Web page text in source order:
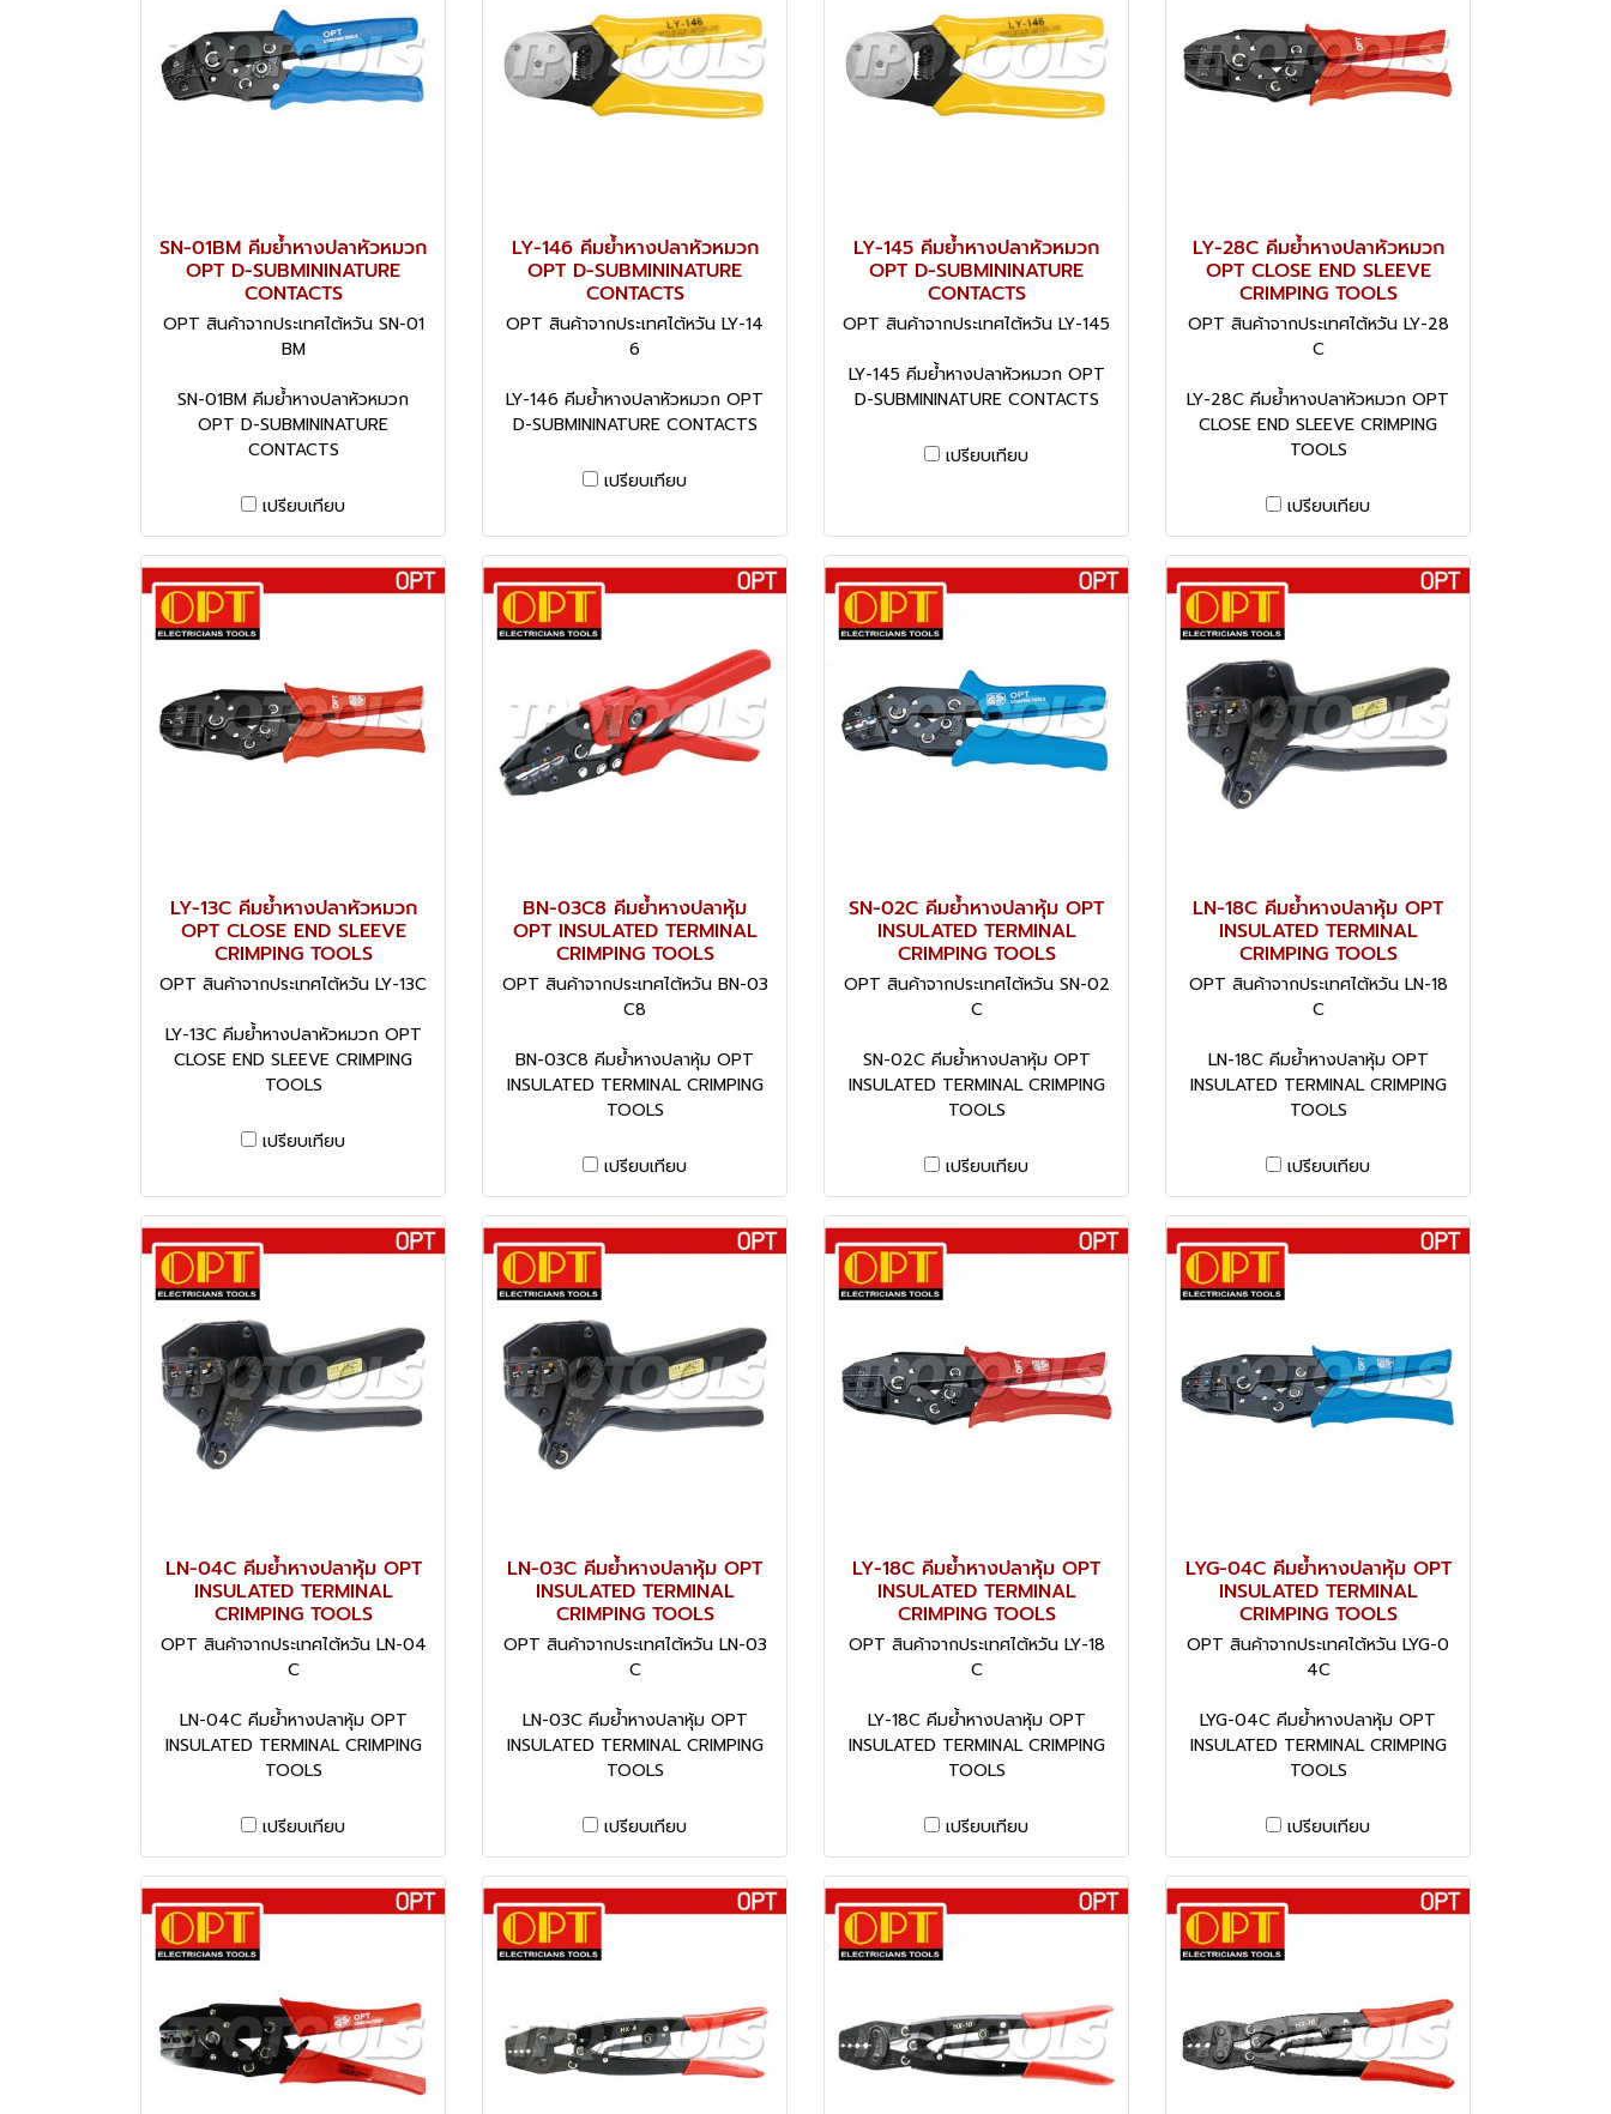
SN-01BM คีมย้ำหางปลาหัวหมวก
OPT D-SUBMININATURE
CONTACTS
OPT สินค้าจากประเทศไต้หวัน SN-01
BM
SN-01BM คีมย้ำหางปลาหัวหมวก
OPT D-SUBMININATURE
CONTACTS
เปรียบเทียบ
LY-146 คีมย้ำหางปลาหัวหมวก
OPT D-SUBMININATURE
CONTACTS
OPT สินค้าจากประเทศไต้หวัน LY-14
6
LY-146 คีมย้ำหางปลาหัวหมวก OPT
D-SUBMININATURE CONTACTS
เปรียบเทียบ
LY-145 คีมย้ำหางปลาหัวหมวก
OPT D-SUBMININATURE
CONTACTS
OPT สินค้าจากประเทศไต้หวัน LY-145
LY-145 คีมย้ำหางปลาหัวหมวก OPT
D-SUBMININATURE CONTACTS
เปรียบเทียบ
LY-28C คีมย้ำหางปลาหัวหมวก
OPT CLOSE END SLEEVE
CRIMPING TOOLS
OPT สินค้าจากประเทศไต้หวัน LY-28
C
LY-28C คีมย้ำหางปลาหัวหมวก OPT
CLOSE END SLEEVE CRIMPING
TOOLS
เปรียบเทียบ
LY-13C คีมย้ำหางปลาหัวหมวก
OPT CLOSE END SLEEVE
CRIMPING TOOLS
OPT สินค้าจากประเทศไต้หวัน LY-13C
LY-13C คีมย้ำหางปลาหัวหมวก OPT
CLOSE END SLEEVE CRIMPING
TOOLS
เปรียบเทียบ
BN-03C8 คีมย้ำหางปลาหุ้ม
OPT INSULATED TERMINAL
CRIMPING TOOLS
OPT สินค้าจากประเทศไต้หวัน BN-03
C8
BN-03C8 คีมย้ำหางปลาหุ้ม OPT
INSULATED TERMINAL CRIMPING
TOOLS
เปรียบเทียบ
SN-02C คีมย้ำหางปลาหุ้ม OPT
INSULATED TERMINAL
CRIMPING TOOLS
OPT สินค้าจากประเทศไต้หวัน SN-02
C
SN-02C คีมย้ำหางปลาหุ้ม OPT
INSULATED TERMINAL CRIMPING
TOOLS
เปรียบเทียบ
LN-18C คีมย้ำหางปลาหุ้ม OPT
INSULATED TERMINAL
CRIMPING TOOLS
OPT สินค้าจากประเทศไต้หวัน LN-18
C
LN-18C คีมย้ำหางปลาหุ้ม OPT
INSULATED TERMINAL CRIMPING
TOOLS
เปรียบเทียบ
LN-04C คีมย้ำหางปลาหุ้ม OPT
INSULATED TERMINAL
CRIMPING TOOLS
OPT สินค้าจากประเทศไต้หวัน LN-04
C
LN-04C คีมย้ำหางปลาหุ้ม OPT
INSULATED TERMINAL CRIMPING
TOOLS
เปรียบเทียบ
LN-03C คีมย้ำหางปลาหุ้ม OPT
INSULATED TERMINAL
CRIMPING TOOLS
OPT สินค้าจากประเทศไต้หวัน LN-03
C
LN-03C คีมย้ำหางปลาหุ้ม OPT
INSULATED TERMINAL CRIMPING
TOOLS
เปรียบเทียบ
LY-18C คีมย้ำหางปลาหุ้ม OPT
INSULATED TERMINAL
CRIMPING TOOLS
OPT สินค้าจากประเทศไต้หวัน LY-18
C
LY-18C คีมย้ำหางปลาหุ้ม OPT
INSULATED TERMINAL CRIMPING
TOOLS
เปรียบเทียบ
LYG-04C คีมย้ำหางปลาหุ้ม OPT
INSULATED TERMINAL
CRIMPING TOOLS
OPT สินค้าจากประเทศไต้หวัน LYG-0
4C
LYG-04C คีมย้ำหางปลาหุ้ม OPT
INSULATED TERMINAL CRIMPING
TOOLS
เปรียบเทียบ